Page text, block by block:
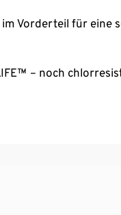
Vorderteil für eine
– noch